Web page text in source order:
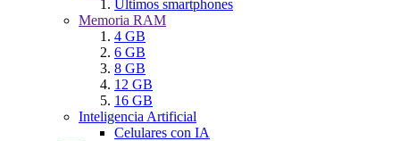
Últimos smartphones
Memoria RAM
4 GB
6 GB
8 GB
12 GB
16 GB
Inteligencia Artificial
Celulares con IA